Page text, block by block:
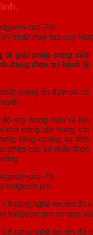
thuật máy tạo oxy
là giải pháp cung cấp
đang điều trị bệnh lý
lượng ổn định và có
oxy trong máu và lên
khả năng tập trung, cải
tăng cường sự tỉnh
phép các cá nhân thực
hidgeem pro
hidgeem pro có quai